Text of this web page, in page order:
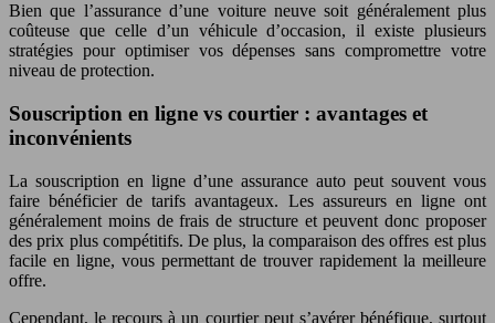
Bien que l’assurance d’une voiture neuve soit généralement plus
coûteuse que celle d’un véhicule d’occasion, il existe plusieurs
stratégies pour optimiser vos dépenses sans compromettre votre
niveau de protection.
Souscription en ligne vs courtier : avantages et
inconvénients
La souscription en ligne d’une assurance auto peut souvent vous
faire bénéficier de tarifs avantageux. Les assureurs en ligne ont
généralement moins de frais de structure et peuvent donc proposer
des prix plus compétitifs. De plus, la comparaison des offres est plus
facile en ligne, vous permettant de trouver rapidement la meilleure
offre.
Cependant, le recours à un courtier peut s’avérer bénéfique, surtout